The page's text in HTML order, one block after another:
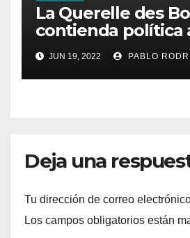
La Querelle des
contienda política
la ópera
JUN 19, 2022 PABLO
Deja una
Tu dirección de correo
Los campos obligatorios están